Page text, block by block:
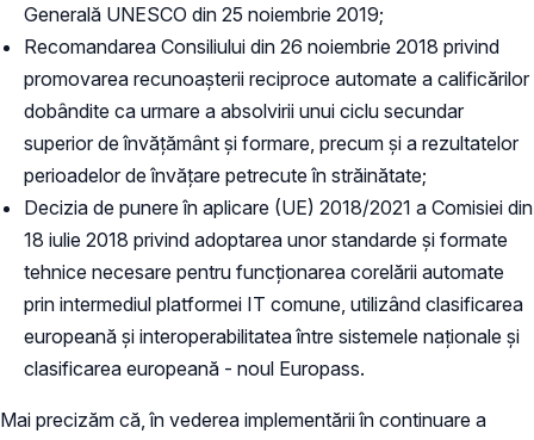
Generală UNESCO din 25 noiembrie 2019;
Recomandarea Consiliului din 26 noiembrie 2018 privind
promovarea recunoașterii reciproce automate a calificărilor
dobândite ca urmare a absolvirii unui ciclu secundar
superior de învățământ și formare, precum și a rezultatelor
perioadelor de învățare petrecute în străinătate;
Decizia de punere în aplicare (UE) 2018/2021 a Comisiei din
18 iulie 2018 privind adoptarea unor standarde și formate
tehnice necesare pentru funcționarea corelării automate
prin intermediul platformei IT comune, utilizând clasificarea
europeană și interoperabilitatea între sistemele naționale și
clasificarea europeană - noul Europass.
Mai precizăm că, în vederea implementării în continuare a